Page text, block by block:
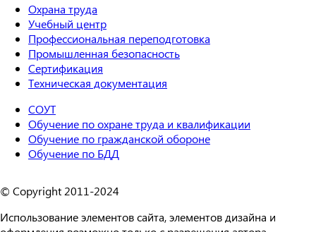
Охрана труда
Учебный центр
Профессиональная переподготовка
Промышленная безопасность
Сертификация
Техническая документация
СОУТ
Обучение по охране труда и квалификации
Обучение по гражданской обороне
Обучение по БДД
© Copyright 2011-2024
Использование элементов сайта, элементов дизайна и